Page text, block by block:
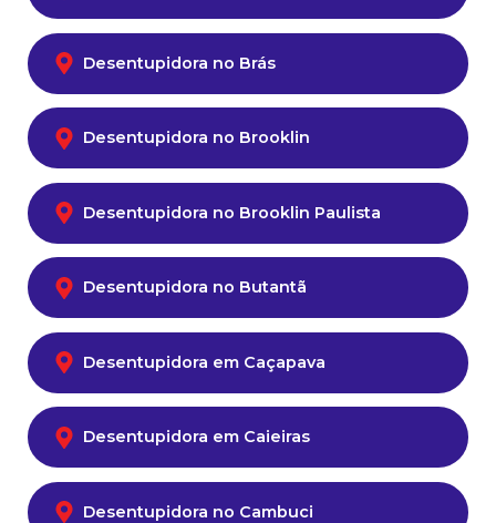
Desentupidora no Brás
Desentupidora no Brooklin
Desentupidora no Brooklin Paulista
Desentupidora no Butantã
Desentupidora em Caçapava
Desentupidora em Caieiras
Desentupidora no Cambuci